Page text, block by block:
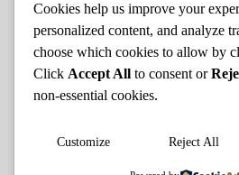
Hak Cipta
Cookies help us improve your
personalized content, and analyze
choose which cookies to allow by
Click Accept All to consent or
non-essential cookies.
Customize Reject All